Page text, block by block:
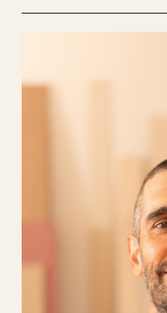
Tiago
formou-se
Santo e Silva
marcenaria
oficinas,
Lab,
combinam